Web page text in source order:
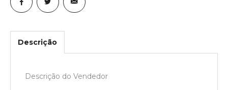
Descrição
Descrição do Vendedor